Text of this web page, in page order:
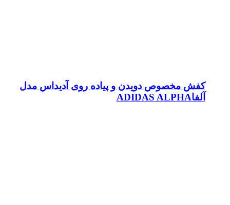
کفش مخصوص دویدن و پیاده روی آدیداس مدل
آلفاADIDAS ALPHA